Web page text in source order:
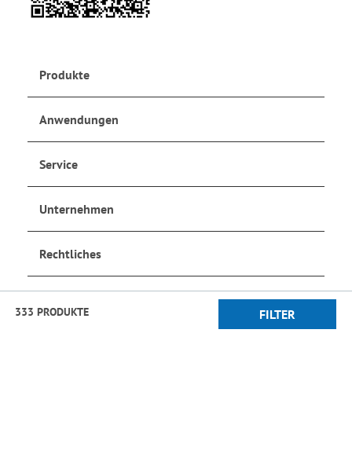
333 PRODUKTE FILTER
Produkte
Anwendungen
Service
Unternehmen
Rechtliches